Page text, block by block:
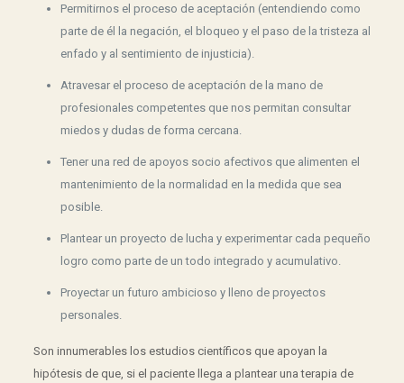
Permitirnos el proceso de aceptación (entendiendo como
parte de él la negación, el bloqueo y el paso de la tristeza al
enfado y al sentimiento de injusticia).
Atravesar el proceso de aceptación de la mano de
profesionales competentes que nos permitan consultar
miedos y dudas de forma cercana.
Tener una red de apoyos socio afectivos que alimenten el
mantenimiento de la normalidad en la medida que sea
posible.
Plantear un proyecto de lucha y experimentar cada pequeño
logro como parte de un todo integrado y acumulativo.
Proyectar un futuro ambicioso y lleno de proyectos
personales.
Son innumerables los estudios científicos que apoyan la
hipótesis de que, si el paciente llega a plantear una terapia de